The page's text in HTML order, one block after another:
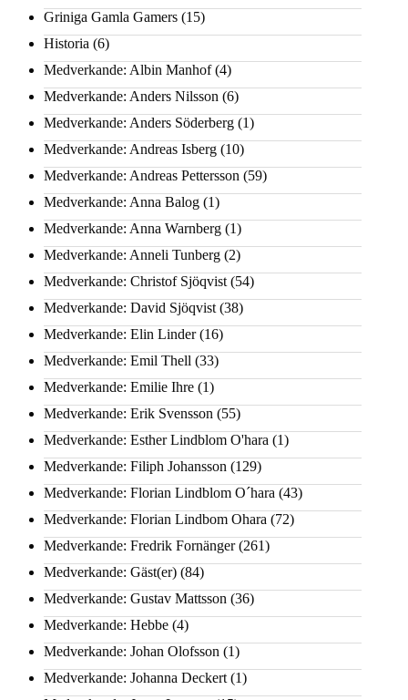
Griniga Gamla Gamers (15)
Historia (6)
Medverkande: Albin Manhof(4)
Medverkande: Anders Nilsson (6)
Medverkande: Anders Söderberg (1)
Medverkande: Andreas Isberg (10)
Medverkande: Andreas Pettersson (59)
Medverkande: Anna Balog (1)
Medverkande: Anna Warnberg (1)
Medverkande: Anneli Tunberg (2)
Medverkande: Christof Sjöqvist (54)
Medverkande: David Sjöqvist (38)
Medverkande: Elin Linder(16)
Medverkande: Emil Thell (33)
Medverkande: Emilie Ihre (1)
Medverkande: Erik Svensson (55)
Medverkande: Esther Lindblom O'hara (1)
Medverkande: Filiph Johansson (129)
Medverkande: Florian Lindblom O´hara (43)
Medverkande: Florian Lindbom Ohara (72)
Medverkande: Fredrik Fornänger(261)
Medverkande: Gäst(er) (84)
Medverkande: Gustav Mattsson (36)
Medverkande: Hebbe (4)
Medverkande: Johan Olofsson (1)
Medverkande: Johanna Deckert (1)